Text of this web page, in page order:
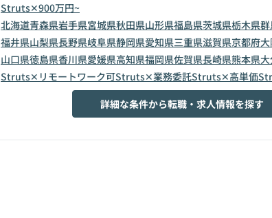
Struts✕900万円~
北海道青森県岩手県宮城県秋田県山形県福島県茨城県栃木県
福井県山梨県長野県岐阜県静岡県愛知県三重県滋賀県京都府
山口県徳島県香川県愛媛県高知県福岡県佐賀県長崎県熊本県
Struts✕リモートワーク可Struts✕業務委託Struts✕高単価
詳細な条件から転職・求人情報を探す